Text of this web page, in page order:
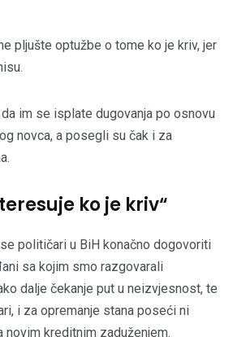
pljušte optužbe o tome ko je kriv, jer
im se isplate dugovanja po osnovu
novca, a posegli su čak i za
ko je kriv“
političari u BiH konačno dogovoriti
sa kojim smo razgovarali
dalje čekanje put u neizvjesnost, te
i za opremanje stana poseći ni
novim kreditnim zaduženjem.